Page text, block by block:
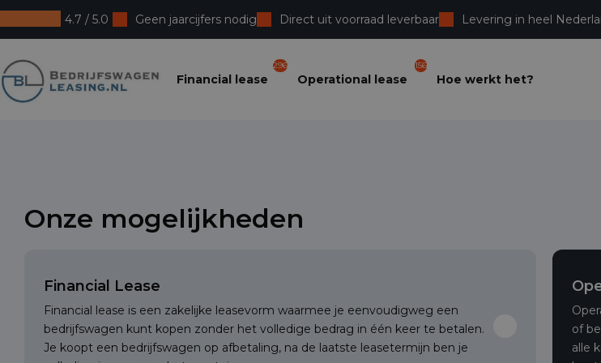
4.7 / 5.0 Geen jaarcijfers nodig Direct uit voorraad leverbaar Levering in heel
Bedrijfswagenleasing
Financial lease
296
Operational lease
156
Hoe werkt het?
Onze mogelijkheden
Financial Lease
Financial lease is een zakelijke leasevorm waarmee je eenvoudigweg een
bedrijfswagen kunt kopen zonder het volledige bedrag in één keer te betalen.
Je koopt een bedrijfswagen op afbetaling, na de laatste leasetermijn ben je
of
alle